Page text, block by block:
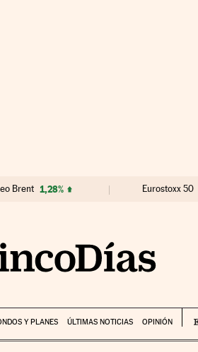
Brent 1,28% Eurostoxx 50
Y PLANES ÚLTIMAS NOTICIAS OPINIÓN